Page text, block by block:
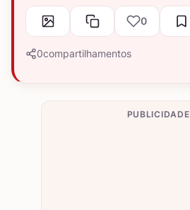
0
0compartilhamentos
PUBLICIDADE